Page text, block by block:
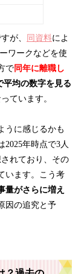
が、 同資料によ
ワークなどを使
で 同年に離職し
平均の数字を見る
ています。
うに感じるかも
2025年時点で3人
れており、その
います。こう考
量がさらに増え
因の追究と予